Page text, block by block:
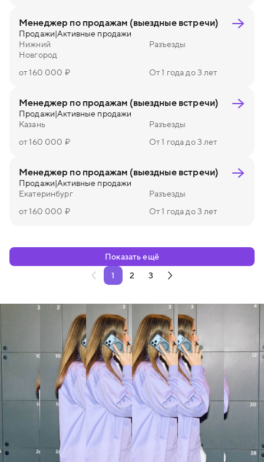
Менеджер по продажам (выездные встречи)
Продажи|Активные продажи
Нижний
Новгород
Разъезды
от 160 000 ₽ От 1 года до 3 лет
Менеджер по продажам (выездные встречи)
Продажи|Активные продажи
Казань
Разъезды
от 160 000 ₽
От 1 года до 3 лет
Менеджер по продажам (выездные встречи)
Продажи|Активные продажи
Екатеринбург
Разъезды
от 160 000 ₽
От 1 года до 3 лет
Показать ещё
1
2 3